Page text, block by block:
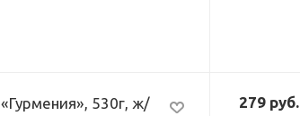
530г, ж/
279 руб.